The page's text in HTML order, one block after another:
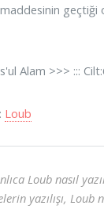
geçtiği
Alam >>> :::
Loub
Loub nasıl
yazılışı, Loub